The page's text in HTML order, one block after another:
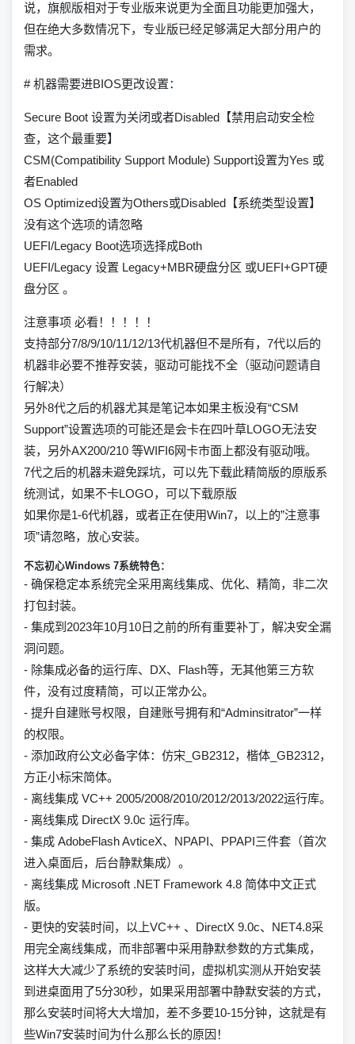
说，旗舰版相对于专业版来说更为全面且功能更加强大，
但在绝大多数情况下，专业版已经足够满足大部分用户的
需求。
# 机器需要进BIOS更改设置：
Secure Boot 设置为关闭或者Disabled【禁用启动安全检
查，这个最重要】
CSM(Compatibility Support Module) Support设置为Yes 或
者Enabled
OS Optimized设置为Others或Disabled【系统类型设置】
没有这个选项的请忽略
UEFI/Legacy Boot选项选择成Both
UEFI/Legacy 设置 Legacy+MBR硬盘分区 或UEFI+GPT硬
盘分区 。
注意事项 必看！！！！！
支持部分7/8/9/10/11/12/13代机器但不是所有，7代以后的
机器非必要不推荐安装，驱动可能找不全（驱动问题请自
行解决）
另外8代之后的机器尤其是笔记本如果主板没有“CSM
Support”设置选项的可能还是会卡在四叶草LOGO无法安
装，另外AX200/210 等WIFI6网卡市面上都没有驱动哦。
7代之后的机器未避免踩坑，可以先下载此精简版的原版系
统测试，如果不卡LOGO，可以下载原版
如果你是1-6代机器，或者正在使用Win7，以上的”注意事
项”请忽略，放心安装。
不忘初心Windows 7系统特色：
- 确保稳定本系统完全采用离线集成、优化、精简，非二次
打包封装。
- 集成到2023年10月10日之前的所有重要补丁，解决安全漏
洞问题。
- 除集成必备的运行库、DX、Flash等，无其他第三方软
件，没有过度精简，可以正常办公。
- 提升自建账号权限，自建账号拥有和“Adminsitrator”一样
的权限。
- 添加政府公文必备字体：仿宋_GB2312，楷体_GB2312，
方正小标宋简体。
- 离线集成 VC++ 2005/2008/2010/2012/2013/2022运行库。
- 离线集成 DirectX 9.0c 运行库。
- 集成 AdobeFlash AvticeX、NPAPI、PPAPI三件套（首次
进入桌面后，后台静默集成）。
- 离线集成 Microsoft .NET Framework 4.8 简体中文正式
版。
- 更快的安装时间，以上VC++ 、DirectX 9.0c、NET4.8采
用完全离线集成，而非部署中采用静默参数的方式集成，
这样大大减少了系统的安装时间，虚拟机实测从开始安装
到进桌面用了5分30秒，如果采用部署中静默安装的方式，
那么安装时间将大大增加，差不多要10-15分钟，这就是有
些Win7安装时间为什么那么长的原因！